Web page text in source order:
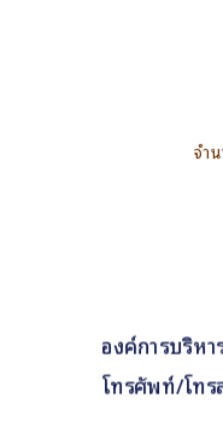
จำ
องค์การบริหา
โทรศัพท์/โท